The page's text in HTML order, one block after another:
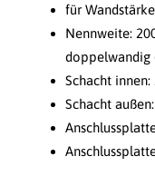
für
Nennweite:
doppelwandig
Schacht innen:
Schacht